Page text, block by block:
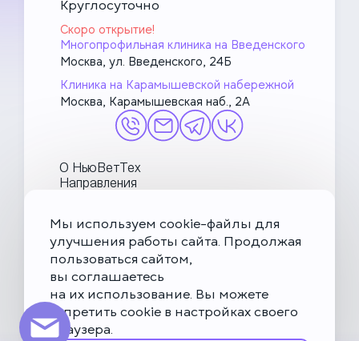
Круглосуточно
Скоро открытие!
Многопрофильная клиника на Введенского
Москва, ул. Введенского, 24Б
Клиника на Карамышевской набережной
Москва, Карамышевская наб., 2А
О НьюВетТех
Направления
Акции и блог
МетаПетс
Правила посещения ветеринарной клиники
Публичная оферта
Мы используем cookie-файлы для
улучшения работы сайта. Продолжая
пользоваться сайтом,
вы соглашаетесь
на их использование. Вы можете
запретить cookie в настройках своего
браузера.